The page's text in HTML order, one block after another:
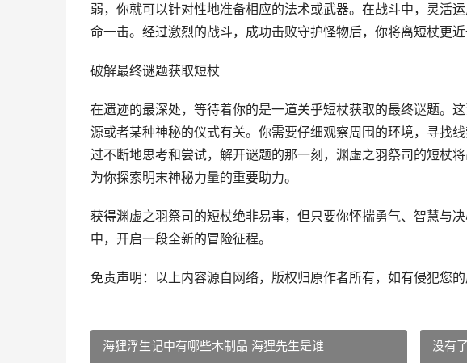
弱，你就可以针对性地准备相应的法术或武器。在战斗中，灵活
命一击。经过激烈的战斗，成功击败守护怪物后，你将离短杖更近
破解最终谜题获取短杖
在遗迹的最深处，等待着你的是一道关乎短杖获取的最终谜题。
源或者某种神秘的仪式有关。你需要仔细观察周围的环境，寻找
过不断地思考和尝试，解开谜题的那一刻，渊虚之羽祭司的短杖
为你探索明末神秘力量的重要助力。
获得渊虚之羽祭司的短杖绝非易事，但只要你怀揣勇气、智慧与
中，开启一段全新的冒险征程。
免责声明：以上内容源自网络，版权归原作者所有，如有侵犯您
海狸浮生记中有哪些木制品 海狸先生是谁 没有了